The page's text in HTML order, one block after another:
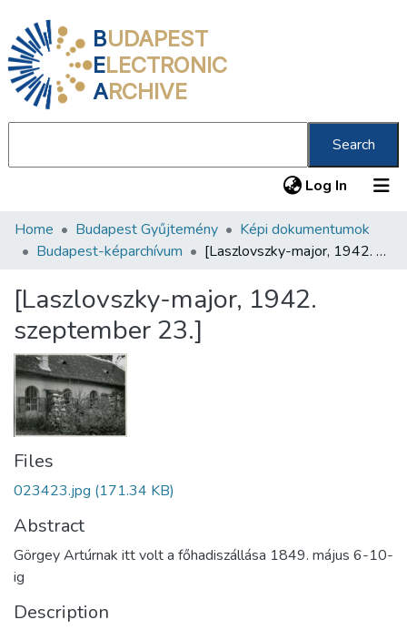
BUDAPEST
ELECTRONIC
ARCHIVE
Search
Log In (current)
Communities & Collections
Statistics
About us
Home Budapest Gyűjtemény
Képi dokumentumok
Budapest-képarchívum
[Laszlovszky-major, 1942. szeptember 23.]
[Laszlovszky-major, 1942.
szeptember 23.]
Files
023423.jpg (171.34 KB)
Abstract
Görgey Artúrnak itt volt a főhadiszállása 1849. május 6-10-
ig
Description